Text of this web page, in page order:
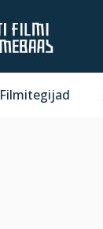
Filmitegijad